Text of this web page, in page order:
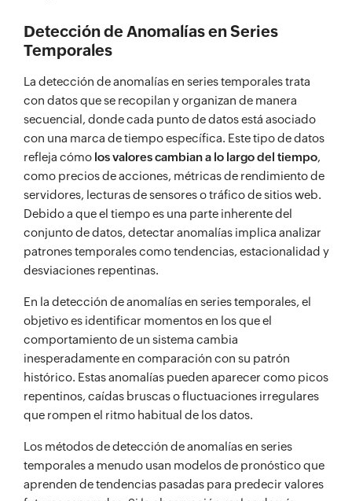
Detección de Anomalías en Series
Temporales
La detección de anomalías en series temporales trata
con datos que se recopilan y organizan de manera
secuencial, donde cada punto de datos está asociado
con una marca de tiempo específica. Este tipo de datos
refleja cómo los valores cambian a lo largo del tiempo,
como precios de acciones, métricas de rendimiento de
servidores, lecturas de sensores o tráfico de sitios web.
Debido a que el tiempo es una parte inherente del
conjunto de datos, detectar anomalías implica analizar
patrones temporales como tendencias, estacionalidad y
desviaciones repentinas.
En la detección de anomalías en series temporales, el
objetivo es identificar momentos en los que el
comportamiento de un sistema cambia
inesperadamente en comparación con su patrón
histórico. Estas anomalías pueden aparecer como picos
repentinos, caídas bruscas o fluctuaciones irregulares
que rompen el ritmo habitual de los datos.
Los métodos de detección de anomalías en series
temporales a menudo usan modelos de pronóstico que
aprenden de tendencias pasadas para predecir valores